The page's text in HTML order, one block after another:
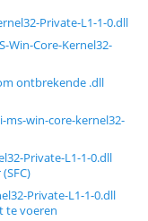
Private-L1-1-0.dll
Win-Core-Kernel32-
ontbrekende .dll
ms-win-core-kernel32-
Private-L1-1-0.dll
Private-L1-1-0.dll
te voeren